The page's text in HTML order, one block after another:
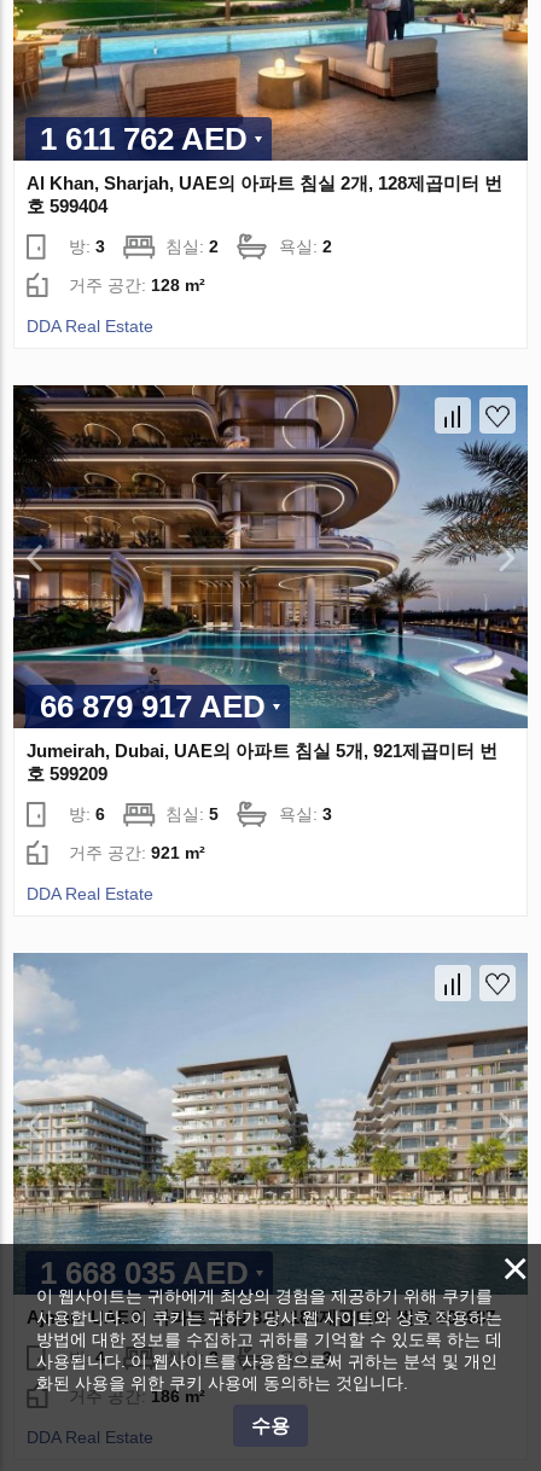
1 611 762 AED
Al Khan, Sharjah, UAE의 아파트 침실 2개, 128제곱미터 번
호 599404
방:3 침실:2 욕실:2
거주 공간: 128 m²
DDA Real Estate
66 879 917 AED
Jumeirah, Dubai, UAE의 아파트 침실 5개, 921제곱미터 번
호 599209
방:6 침실:5 욕실:3
거주 공간:921 m²
DDA Real Estate
1 668 035 AED
Ajman, UAE의 아파트 침실 3개, 186제곱미터 번호 600987
방:4 침실:3 욕실:3
거주 공간:186 m²
DDA Real Estate
×
이 웹사이트는 귀하에게 최상의 경험을 제공하기 위해 쿠키를
사용합니다. 이 쿠키는 귀하가 당사 웹 사이트와 상호 작용하는
방법에 대한 정보를 수집하고 귀하를 기억할 수 있도록 하는 데
사용됩니다. 이 웹사이트를 사용함으로써 귀하는 분석 및 개인
화된 사용을 위한 쿠키 사용에 동의하는 것입니다.
수용